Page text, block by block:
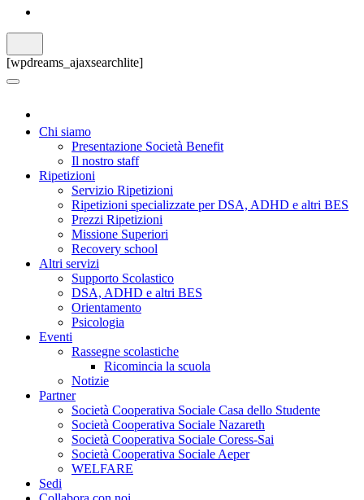
[wpdreams_ajaxsearchlite]
Chi siamo
Presentazione Società Benefit
Il nostro staff
Ripetizioni
Servizio Ripetizioni
Ripetizioni specializzate per DSA, ADHD e altri BES
Prezzi Ripetizioni
Missione Superiori
Recovery school
Altri servizi
Supporto Scolastico
DSA, ADHD e altri BES
Orientamento
Psicologia
Eventi
Rassegne scolastiche
Ricomincia la scuola
Notizie
Partner
Società Cooperativa Sociale Casa dello Studente
Società Cooperativa Sociale Nazareth
Società Cooperativa Sociale Coress-Sai
Società Cooperativa Sociale Aeper
WELFARE
Sedi